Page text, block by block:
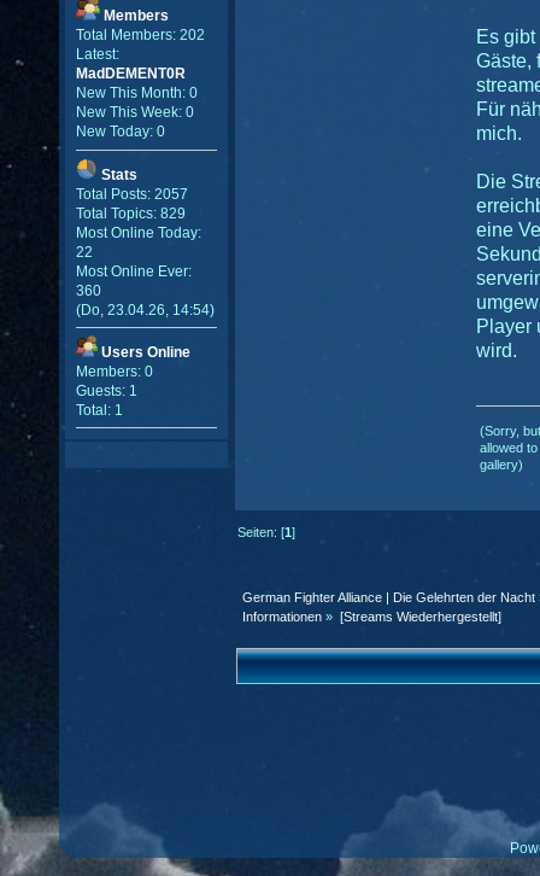
Members
Total Members: 202
Latest:
MadDEMENT0R
New This Month: 0
New This Week: 0
New Today: 0
Stats
Total Posts: 2057
Total Topics: 829
Most Online Today:
22
Most Online Ever:
360
(Do, 23.04.26, 14:54)
Users Online
Members: 0
Guests: 1
Total: 1
Es
Gäste,
Für
mich.
Die
eine
Player
wird.
(Sorry,
allowed
gallery)
Seiten: [1]
German Fighter Alliance | Die Gelehrten der Nacht
Informationen » [Streams Wiederhergestellt]